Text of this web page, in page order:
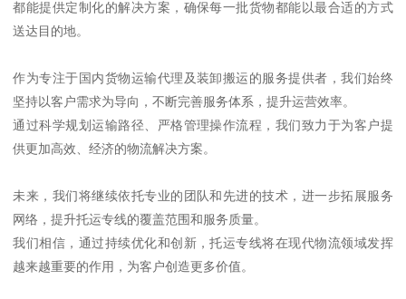
都能提供定制化的解决方案，确保每一批货物都能以最合适的方式
送达目的地。
作为专注于国内货物运输代理及装卸搬运的服务提供者，我们始终
坚持以客户需求为导向，不断完善服务体系，提升运营效率。
通过科学规划运输路径、严格管理操作流程，我们致力于为客户提
供更加高效、经济的物流解决方案。
未来，我们将继续依托专业的团队和先进的技术，进一步拓展服务
网络，提升托运专线的覆盖范围和服务质量。
我们相信，通过持续优化和创新，托运专线将在现代物流领域发挥
越来越重要的作用，为客户创造更多价值。